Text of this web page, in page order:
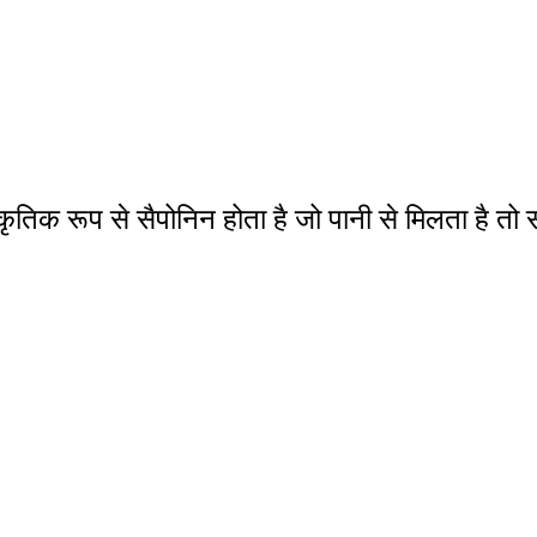
रूप से सैपोनिन होता है जो पानी से मिलता है